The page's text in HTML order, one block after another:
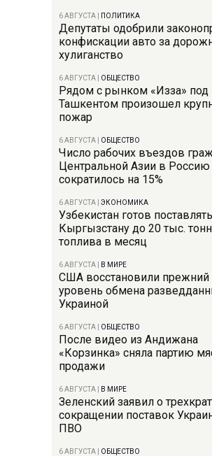
6 АВГУСТА ПОЛИТИКА
Депутаты одобрили
конфискации авто за
хулиганство
6 АВГУСТА ОБЩЕСТВО
Рядом с рынком «Изза» под
Ташкентом произошел
пожар
6 АВГУСТА ОБЩЕСТВО
Число рабочих въездов
Центральной Азии в Россию
сократилось на 15%
6 АВГУСТА ЭКОНОМИКА
Узбекистан готов поставлять
Кыргызстану до 20 тыс. тонн
топлива в месяц
6 АВГУСТА В МИРЕ
США восстановили прежний
уровень обмена
Украиной
6 АВГУСТА ОБЩЕСТВО
После видео из Андижана
«Корзинка» сняла партию
продажи
6 АВГУСТА В МИРЕ
Зеленский заявил о
сокращении поставок
ПВО
6 АВГУСТА ОБЩЕСТВО